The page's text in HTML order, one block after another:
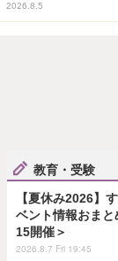
2026.8.5
教育・受験
【夏休み2026】
ベント情報おまと
15開催＞
2026.8.7 Fri 19:45